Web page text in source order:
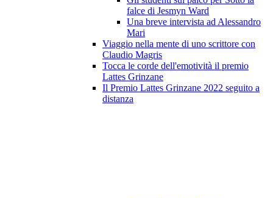
falce di Jesmyn Ward
Una breve intervista ad Alessandro
Mari
Viaggio nella mente di uno scrittore con
Claudio Magris
Tocca le corde dell'emotività il premio
Lattes Grinzane
Il Premio Lattes Grinzane 2022 seguito a
distanza